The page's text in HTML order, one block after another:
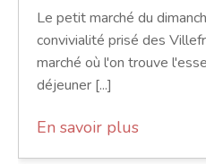
Le petit marché du
convivialité prisé des
marché où l'on trouve
déjeuner [...]
En savoir plus